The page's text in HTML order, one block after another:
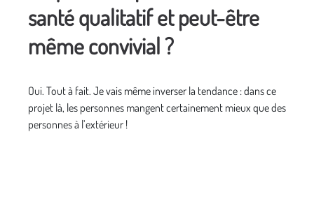
santé qualitatif et peut-être
même convivial ?
Oui. Tout à fait. Je vais même inverser la tendance : dans ce
projet là, les personnes mangent certainement mieux que des
personnes à l’extérieur !